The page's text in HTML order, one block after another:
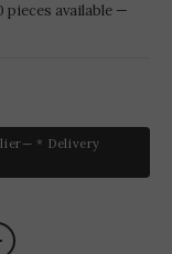
pieces available —
* Delivery